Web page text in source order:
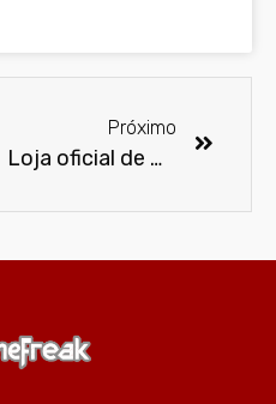
Próximo
Loja oficial de Harry Potter é atração confirmada na CCXP Tour Nordeste